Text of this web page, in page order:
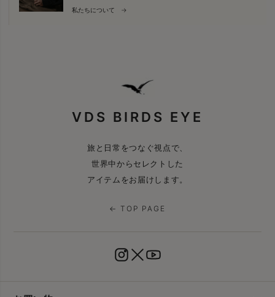
私たちについて →
VDS BIRDS EYE
旅と日常をつなぐ視点で、
世界中からセレクトした
アイテムをお届けします。
← TOP PAGE